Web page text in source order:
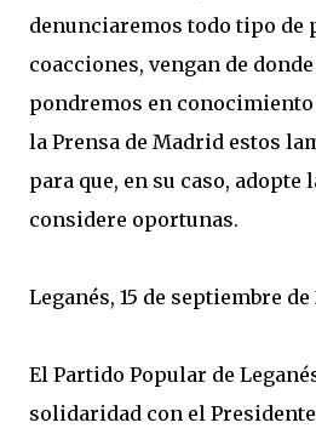
denunciaremos todo tipo de
coacciones, vengan de
pondremos en conocimiento
la Prensa de Madrid estos
para que, en su caso, adopte
considere oportunas.
Leganés, 15 de septiembre de
El Partido Popular de
solidaridad con el